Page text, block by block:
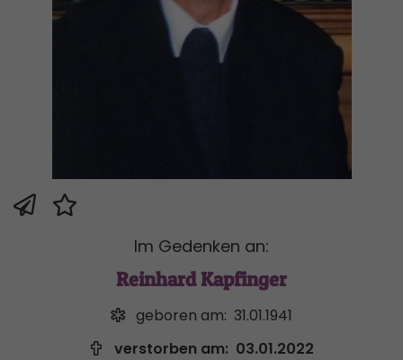
Im Gedenken an:
Reinhard Kapfinger
geboren am: 31.01.1941
verstorben am: 03.01.2022